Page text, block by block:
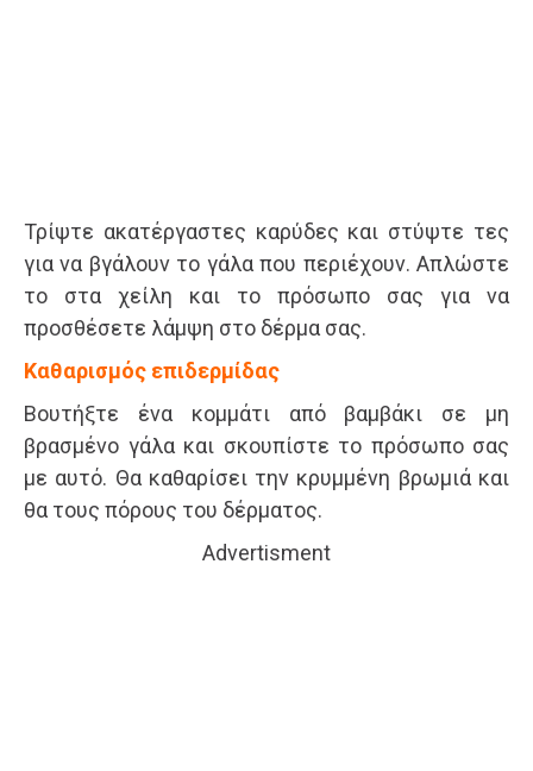
Τρίψτε ακατέργαστες καρύδες και στύψτε τες
για να βγάλουν το γάλα που περιέχουν. Απλώστε
το στα χείλη και το πρόσωπο σας για να
προσθέσετε λάμψη στο δέρμα σας.
Καθαρισμός επιδερμίδας
Βουτήξτε ένα κομμάτι από βαμβάκι σε μη
βρασμένο γάλα και σκουπίστε το πρόσωπο σας
με αυτό. Θα καθαρίσει την κρυμμένη βρωμιά και
θα τους πόρους του δέρματος.
Advertisment